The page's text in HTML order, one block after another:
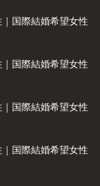
国際結婚希望女性
国際結婚希望女性
国際結婚希望女性
国際結婚希望女性